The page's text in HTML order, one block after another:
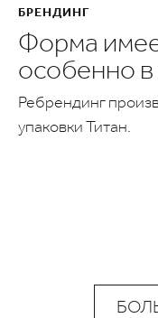
БРЕНДИНГ
Форма
особенно в
Ребрендинг
упаковки Титан.